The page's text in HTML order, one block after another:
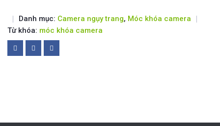
Danh mục: Camera ngụy trang, Móc khóa camera
Từ khóa: móc khóa camera